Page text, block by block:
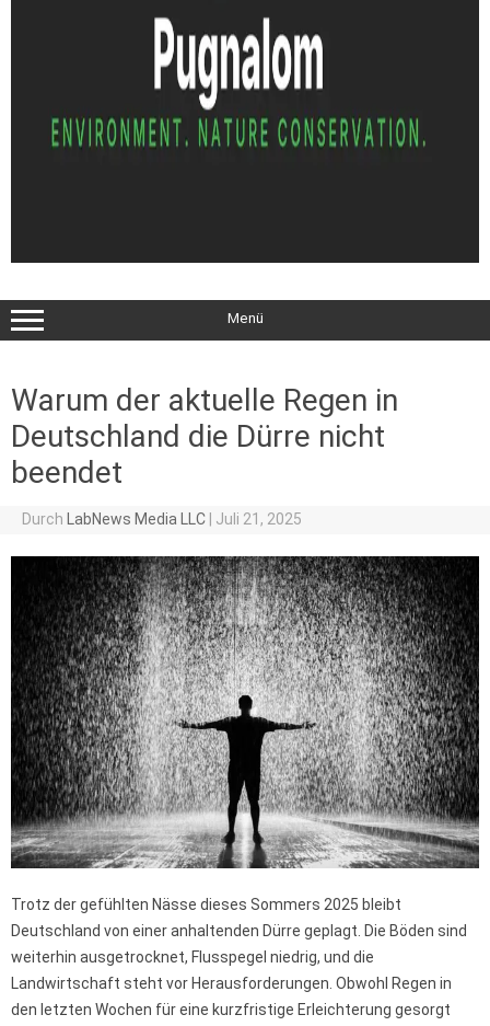
Menü
Warum der aktuelle Regen in
Deutschland die Dürre nicht
beendet
Durch LabNews Media LLC Juli 21, 2025
Trotz der gefühlten Nässe dieses Sommers 2025 bleibt
Deutschland von einer anhaltenden Dürre geplagt. Die Böden sind
weiterhin ausgetrocknet, Flusspegel niedrig, und die
Landwirtschaft steht vor Herausforderungen. Obwohl Regen in
den letzten Wochen für eine kurzfristige Erleichterung gesorgt